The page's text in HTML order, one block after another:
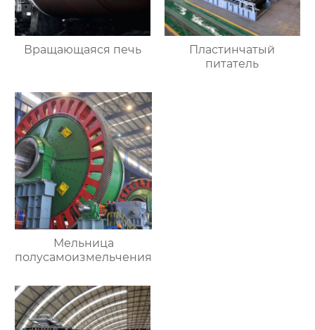
Вращающаяся печь
Пластинчатый
питатель
Мельница
полусамоизмельчения